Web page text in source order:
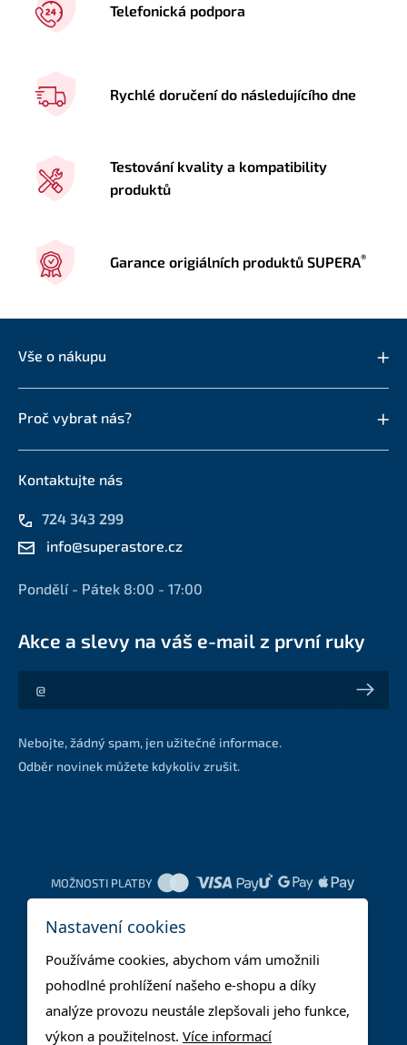
Telefonická podpora
Rychlé doručení do následujícího dne
Testování kvality a kompatibility
produktů
Garance origiálních produktů SUPERA®
Vše o nákupu
Proč vybrat nás?
Kontaktujte nás
724 343 299
info@superastore.cz
Pondělí - Pátek 8:00 - 17:00
Akce a slevy na váš e-mail z první ruky
Akce a slevy na váš e-mail z první ruky
Nebojte, žádný spam, jen užitečné informace.
Odběr novinek můžete kdykoliv zrušit.
MOŽNOSTI PLATBY
Nastavení cookies
Používáme cookies, abychom vám umožnili
pohodlné prohlížení našeho e-shopu a díky
analýze provozu neustále zlepšovali jeho funkce,
výkon a použitelnost. Více informací